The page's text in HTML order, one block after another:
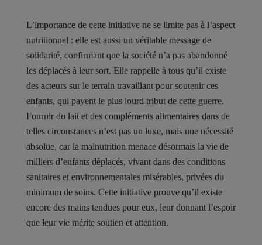
L’importance de cette initiative ne se limite pas à l’aspect
nutritionnel : elle est aussi un véritable message de
solidarité, confirmant que la société n’a pas abandonné
les déplacés à leur sort. Elle rappelle à tous qu’il existe
des acteurs sur le terrain travaillant pour soutenir ces
enfants, qui payent le plus lourd tribut de cette guerre.
Fournir du lait et des compléments alimentaires dans de
telles circonstances n’est pas un luxe, mais une nécessité
absolue, car la malnutrition menace désormais la vie de
milliers d’enfants déplacés, vivant dans des conditions
sanitaires et environnementales misérables, privées du
minimum de soins. Cette initiative prouve qu’il existe
encore des mains tendues pour eux, leur donnant l’espoir
que leur vie mérite soutien et attention.